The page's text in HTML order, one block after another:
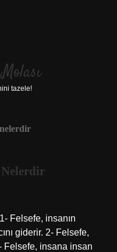
tazele!
Felsefe, insanın
giderir. 2- Felsefe,
Felsefe, insana insan